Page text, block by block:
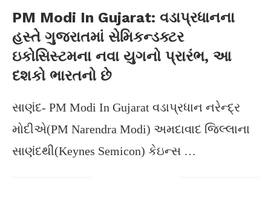
PM Modi In Gujarat: વડાપ્રધાનના
હસ્તે ગુજરાતમાં સેમિકન્ડક્ટર
ઇકોસિસ્ટમના નવા યુગનો પ્રારંભ, આ
દશકો ભારતનો છે
સાણંદ- PM Modi In Gujarat વડાપ્રધાન નરેન્દ્ર
મોદીએ(PM Narendra Modi) અમદાવાદ જિલ્લાના
સાણંદથી(Keynes Semicon) કેઇન્સ …